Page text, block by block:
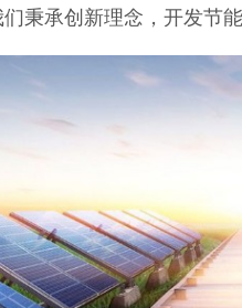
们秉承创新理念，开发节